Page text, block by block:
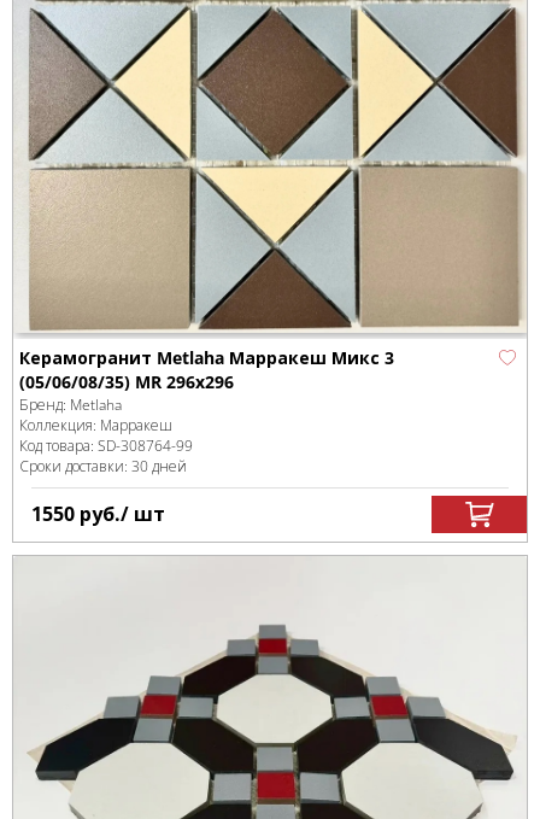
Керамогранит Metlaha Марракеш Микс 3
(05/06/08/35) MR 296х296
Бренд: Metlaha
Коллекция: Марракеш
Код товара: SD-308764-99
Сроки доставки: 30 дней
1550 руб./ шт